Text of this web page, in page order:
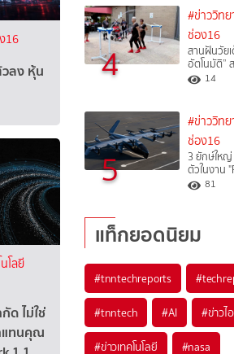
16
ลง หุ้น
โลยี
ด ไม่ใช่
แทนคุณ
4
#ข่าววิทย
ช่อง16
สานฝันวัยเ
อัตโนมัติ”
14
5
#ข่าววิทย
ช่อง16
3 ยักษ์ใหญ่
ตัวในงาน
81
แท็กยอดนิยม
#tnntechreports #
#tnntech #AI #ข่าวไ
#ข่าวเทคโนโลยี #nasa